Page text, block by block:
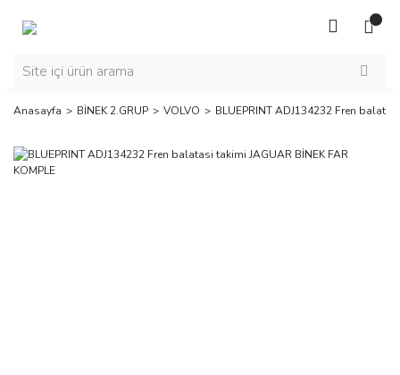
Anasayfa BİNEK 2.GRUP VOLVO BLUEPRINT ADJ134232 Fren